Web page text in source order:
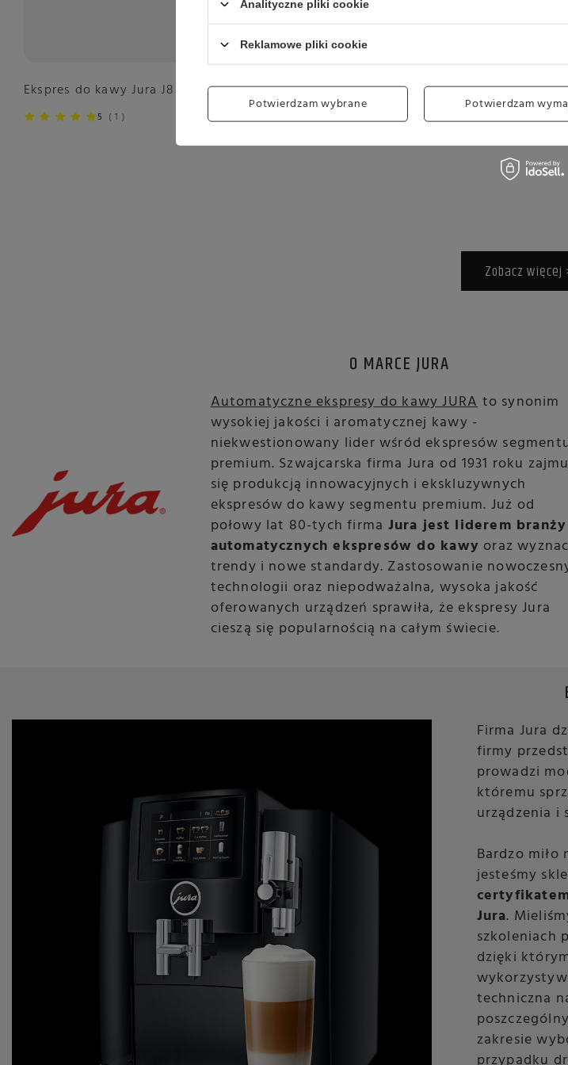
5 1
Ekspres do kawy Jura J8 Piano White (EA)
Zobacz więcej
O MARCE JURA
Automatyczne ekspresy do kawy JURAto synonim
wysokiej jakości i aromatycznej kawy -
niekwestionowany lider wśród ekspresów
premium. Szwajcarska firma Jura od 1931 roku
się produkcją innowacyjnych i ekskluzywnych
ekspresów do kawy segmentu premium. Już od
połowy lat 80-tych firma Jura jest liderem branży
automatycznych ekspresów do kawy oraz
trendy i nowe standardy. Zastosowanie
technologii oraz niepodważalna, wysoka jakość
oferowanych urządzeń sprawiła, że ekspresy Jura
cieszą się popularnością na całym świecie.
Firma Jura
firmy
prowadzi
któremu
urządzenia i
Bardzo
jesteśmy
Jura.
szkoleniach
dzięki
techniczna
zakresie
Analityczne pliki cookie
Reklamowe pliki cookie
Potwierdzam wybrane Potwierdzam